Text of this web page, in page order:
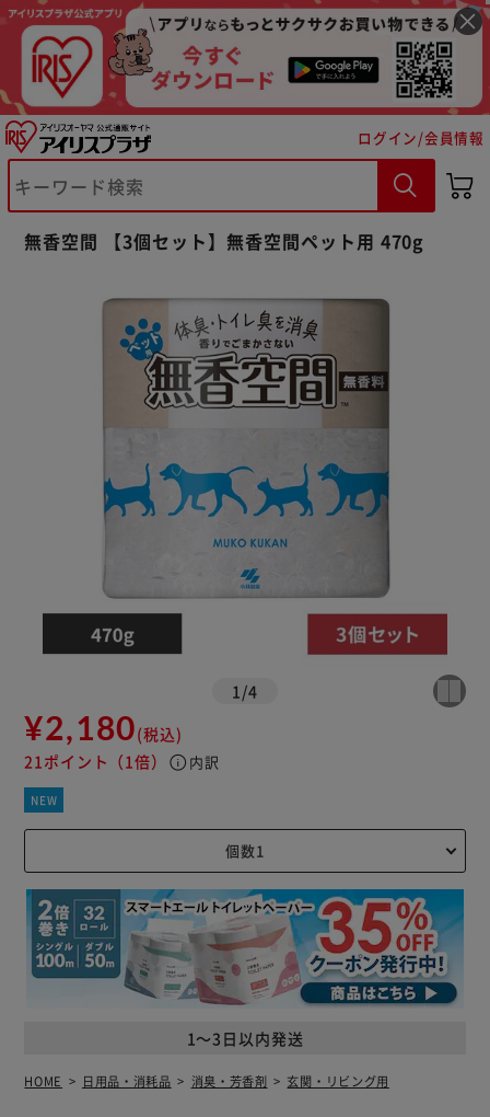
ログイン/会員情報
無香空間 【3個セット】無香空間ペット用 470g
1 /4
¥2,180(税込)
21ポイント （1倍） info 内訳
NEW
1～3日以内発送
HOME 日用品・消耗品 消臭・芳香剤 玄関・リビング用
※ご確認ください
カートに入れる 購入手続きへ